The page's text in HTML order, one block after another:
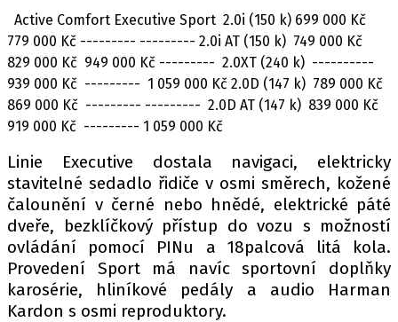
Active Comfort Executive Sport 2.0i (150 k) 699 000 Kč
779 000 Kč --------- --------- 2.0i AT (150 k) 749 000 Kč
829 000 Kč 949 000 Kč --------- 2.0XT (240 k) ----------
939 000 Kč --------- 1 059 000 Kč 2.0D (147 k) 789 000 Kč
869 000 Kč --------- --------- 2.0D AT (147 k) 839 000 Kč
919 000 Kč --------- 1 059 000 Kč
Linie Executive dostala navigaci, elektricky
stavitelné sedadlo řidiče v osmi směrech, kožené
čalounění v černé nebo hnědé, elektrické páté
dveře, bezklíčkový přístup do vozu s možností
ovládání pomocí PINu a 18palcová litá kola.
Provedení Sport má navíc sportovní doplňky
karosérie, hliníkové pedály a audio Harman
Kardon s osmi reproduktory.